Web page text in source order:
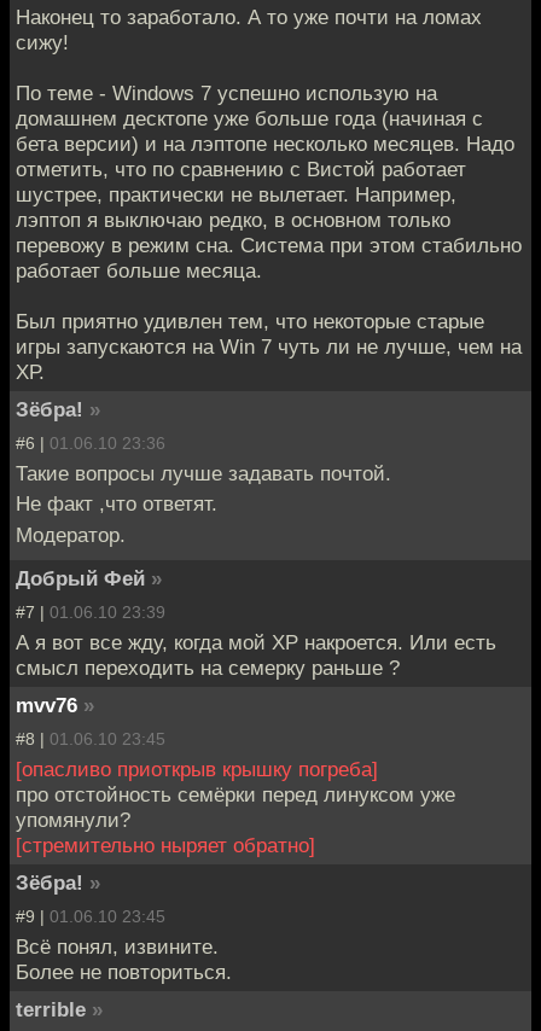
Наконец то заработало. А то уже почти на ломах
сижу!
По теме - Windows 7 успешно использую на
домашнем десктопе уже больше года (начиная с
бета версии) и на лэптопе несколько месяцев. Надо
отметить, что по сравнению с Вистой работает
шустрее, практически не вылетает. Например,
лэптоп я выключаю редко, в основном только
перевожу в режим сна. Система при этом стабильно
работает больше месяца.
Был приятно удивлен тем, что некоторые старые
игры запускаются на Win 7 чуть ли не лучше, чем на
ХР.
Зёбра! »
#6 | 01.06.10 23:36
Такие вопросы лучше задавать почтой.
Не факт ,что ответят.
Модератор.
Добрый Фей »
#7 | 01.06.10 23:39
А я вот все жду, когда мой ХР накроется. Или есть
смысл переходить на семерку раньше ?
mvv76 »
#8 | 01.06.10 23:45
[опасливо приоткрыв крышку погреба]
про отстойность семёрки перед линуксом уже
упомянули?
[стремительно ныряет обратно]
Зёбра! »
#9 | 01.06.10 23:45
Всё понял, извините.
Более не повториться.
terrible »